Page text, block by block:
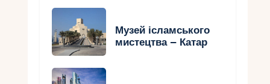
Музей ісламського
мистецтва – Катар